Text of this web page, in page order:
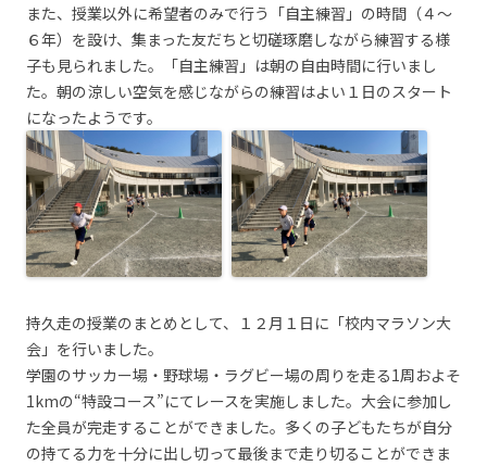
また、授業以外に希望者のみで行う「自主練習」の時間（４～
６年）を設け、集まった友だちと切磋琢磨しながら練習する様
子も見られました。「自主練習」は朝の自由時間に行いまし
た。朝の涼しい空気を感じながらの練習はよい１日のスタート
になったようです。
持久走の授業のまとめとして、１２月１日に「校内マラソン大
会」を行いました。
学園のサッカー場・野球場・ラグビー場の周りを走る1周およそ
1kmの“特設コース”にてレースを実施しました。大会に参加し
た全員が完走することができました。多くの子どもたちが自分
の持てる力を十分に出し切って最後まで走り切ることができま